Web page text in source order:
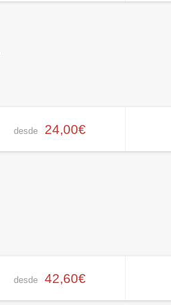
desde 24,00€
desde 42,60€